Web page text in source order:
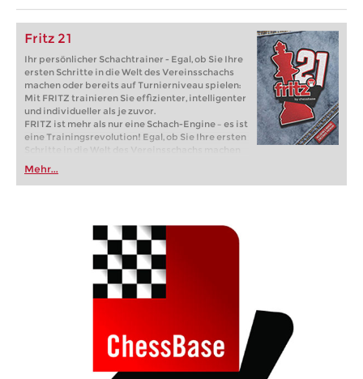
Fritz 21
Ihr persönlicher Schachtrainer - Egal, ob Sie Ihre
ersten Schritte in die Welt des Vereinsschachs
machen oder bereits auf Turnierniveau spielen:
Mit FRITZ trainieren Sie effizienter, intelligenter
und individueller als je zuvor.
FRITZ ist mehr als nur eine Schach-Engine – es ist
eine Trainingsrevolution! Egal, ob Sie Ihre ersten
Schritte in die Welt des Vereinsschachs machen
oder bereits auf Turnierniveau spielen: Mit
FRITZ trainieren Sie effizienter, intelligenter und
individueller als je zuvor.
Mehr...